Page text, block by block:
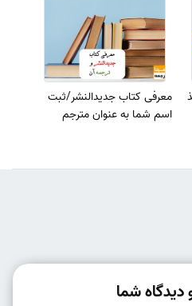
معرفی کتاب جدیدالنشر/ثبت
اسم شما به‌ عنوان مترجم
شما